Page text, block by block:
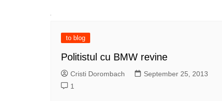
to blog
Politistul cu BMW revine
Cristi Dorombach
September 25, 2013
1